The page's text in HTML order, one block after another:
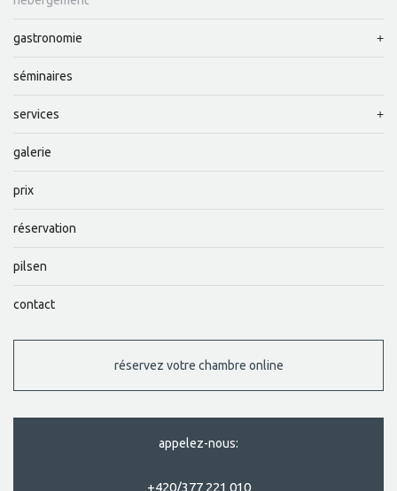
gastronomie
séminaires
services
galerie
prix
réservation
pilsen
contact
réservez votre chambre online
appelez-nous:
+420/377 221 010